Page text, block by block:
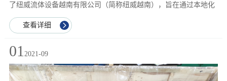
了纽威流体设备越南有限公司（简称纽威越南），旨在通过本地化
越南位于越南巴地-头顿省，公司占地面积20000平方米，规划总投
资约2000万美元，工厂配备了全套NEWAY品牌专用数控机床，具
备机加工、装配、测试、油漆等生产能力，主要致力于NEWAY品
牌美标通用阀门的本地化生产，并为东南亚客户提供专业、快捷的
阀门销售及技术服务。 目前，纽威越南已建成投产，并于2021年10
月顺利完成首个订单的发运与交付，标志着纽威越南已经具备了批
查看详细
01 2021-09